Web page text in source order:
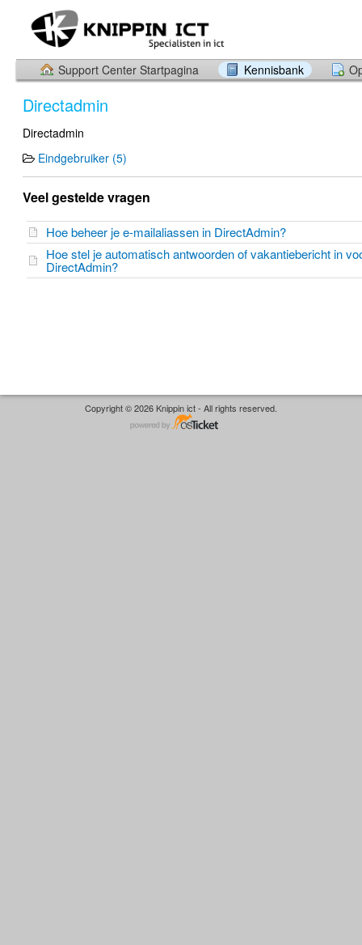
Support Center Startpagina Kennisbank
Directadmin
Directadmin
Eindgebruiker (5)
Veel gestelde vragen
Hoe beheer je e-mailaliassen in DirectAdmin?
Hoe stel je automatisch antwoorden of vakantiebericht in
DirectAdmin?
Copyright © 2026 Knippin ict - All rights reserved.